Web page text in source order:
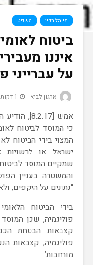
מינהל תקין משפט
ביטוח
איננו
על עברייני
ארגון לביא 1 דקות קריאה
אמש
כי המוסד לביטוח
המצוי בידי הביטוח
ישראל או לרשויות
שמקיים המוסד
והמשטרה בעניין
“נתונים על היקפים,
בידי הביטוח
פוליגמיה, שכן
קצבאות הבטחת
פוליגמיה, קצבאות
מורחבות’.